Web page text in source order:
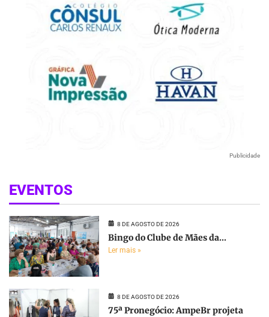
Publicidade
EVENTOS
8 DE AGOSTO DE 2026
Bingo do Clube de Mães da...
Ler mais »
8 DE AGOSTO DE 2026
75ª Pronegócio: AmpeBr projeta